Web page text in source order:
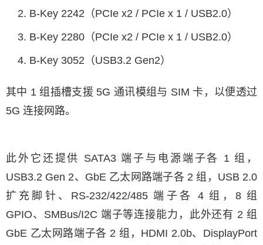
B-Key 2242（PCIe x2 / PCIe x 1 / USB2.0）
B-Key 2280（PCIe x2 / PCIe x 1 / USB2.0）
B-Key 3052（USB3.2 Gen2）
其中 1 组插槽支援 5G 通讯模组与 SIM 卡，以便透过
5G 连接网路。
此外它还提供 SATA3 端子与电源端子各 1 组，
USB3.2 Gen 2、GbE 乙太网路端子各 2 组，USB 2.0
扩充脚针、RS-232/422/485 端子各 4 组，8 组
GPIO、SMBus/I2C 端子等连接能力，此外还有 2 组
GbE 乙太网路端子各 2 组，HDMI 2.0b、DisplayPort